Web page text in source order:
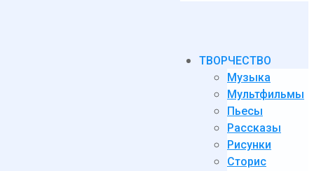
ТВОРЧЕСТВО
Музыка
Мультфильмы
Пьесы
Рассказы
Рисунки
Сторис